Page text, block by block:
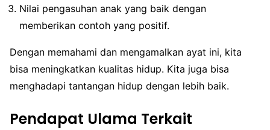
Nilai pengasuhan anak yang baik dengan
memberikan contoh yang positif.
Dengan memahami dan mengamalkan ayat ini, kita
bisa meningkatkan kualitas hidup. Kita juga bisa
menghadapi tantangan hidup dengan lebih baik.
Pendapat Ulama Terkait